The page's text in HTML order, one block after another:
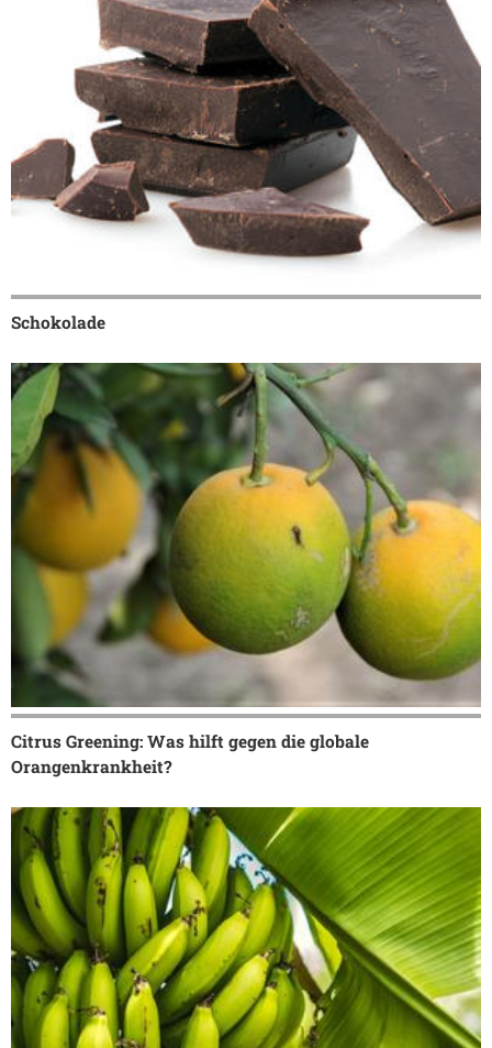
Schokolade
Citrus Greening: Was hilft gegen die globale
Orangenkrankheit?